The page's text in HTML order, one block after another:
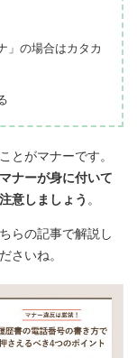
」の場合はカタカ
とがマナーです。
ナーが身に付いて
意しましょう 。
らの記事で解説し
さいね。